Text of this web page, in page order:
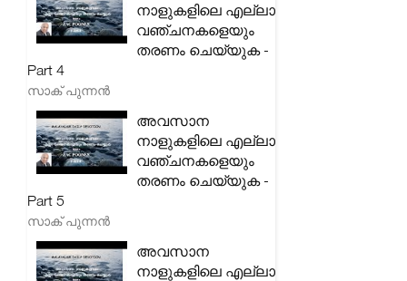
നാളുകളിലെ എല്ലാ
വഞ്ചനകളെയും
തരണം ചെയ്യുക -
Part 4
സാക് പുന്നൻ
അവസാന
നാളുകളിലെ എല്ലാ
വഞ്ചനകളെയും
തരണം ചെയ്യുക -
Part 5
സാക് പുന്നൻ
അവസാന
നാളുകളിലെ എല്ലാ